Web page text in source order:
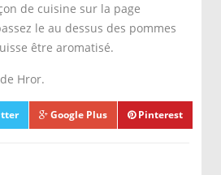
de cuisine sur la page
le au dessus des pommes
être aromatisé.
Hror.
Google Plus Pinterest